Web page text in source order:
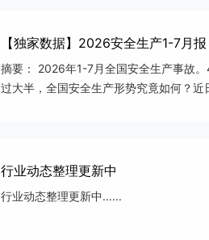
【独家数据】2026安全生产1-7月
摘要： 2026年1-7月全国安全生产事故
过大半，全国安全生产形势究竟如何？
行业动态整理更新中
行业动态整理更新中......